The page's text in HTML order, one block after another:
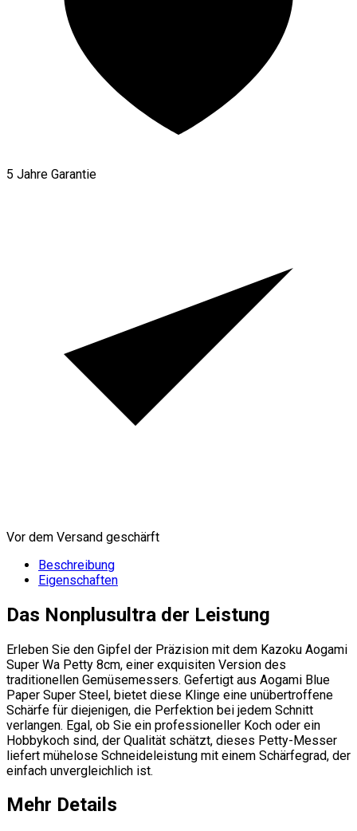
5 Jahre Garantie
Vor dem Versand geschärft
Beschreibung
Eigenschaften
Das Nonplusultra der Leistung
Erleben Sie den Gipfel der Präzision mit dem Kazoku Aogami
Super Wa Petty 8cm, einer exquisiten Version des
traditionellen Gemüsemessers. Gefertigt aus Aogami Blue
Paper Super Steel, bietet diese Klinge eine unübertroffene
Schärfe für diejenigen, die Perfektion bei jedem Schnitt
verlangen. Egal, ob Sie ein professioneller Koch oder ein
Hobbykoch sind, der Qualität schätzt, dieses Petty-Messer
liefert mühelose Schneideleistung mit einem Schärfegrad, der
einfach unvergleichlich ist.
Mehr Details